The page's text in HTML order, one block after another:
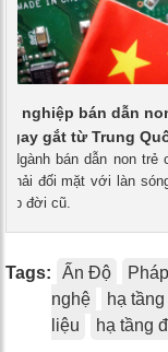
nghiệp bán dẫn
gay gắt từ Trung
Ngành bán dẫn non
phải đối mặt với làn
đời cũ.
Tags: Ấn Độ Pháp
nghệ
hạ tầng
liệu
hạ tầng